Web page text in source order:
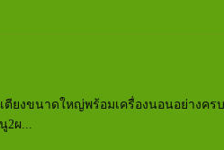
ยงขนาดใหญ่พร้อมเครื่องนอนอย่างคร
2ผ...